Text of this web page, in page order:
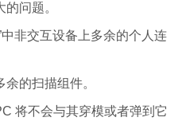
问题。
非交互设备上多余的个人连
的扫描组件。
将不会与其穿模或者弹到它